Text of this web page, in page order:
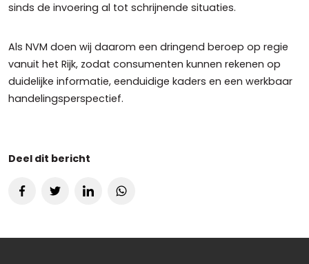
sinds de invoering al tot schrijnende situaties.
Als NVM doen wij daarom een dringend beroep op regie
vanuit het Rijk, zodat consumenten kunnen rekenen op
duidelijke informatie, eenduidige kaders en een werkbaar
handelingsperspectief.
Deel dit bericht